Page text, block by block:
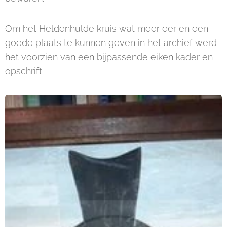
Om het Heldenhulde kruis wat meer eer en een
goede plaats te kunnen geven in het archief werd
het voorzien van een bijpassende eiken kader en
opschrift.